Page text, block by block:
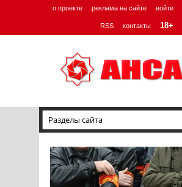
о проекте реклама на сайте войти
RSS контакты 18+